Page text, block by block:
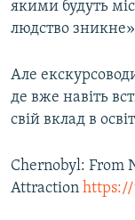
якими будуть
людство
Але
де вже навіть
свій вклад в
Chernobyl: From
Attraction https://